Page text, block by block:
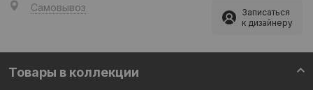
Самовывоз
Записаться
к дизайнеру
Товары в коллекции